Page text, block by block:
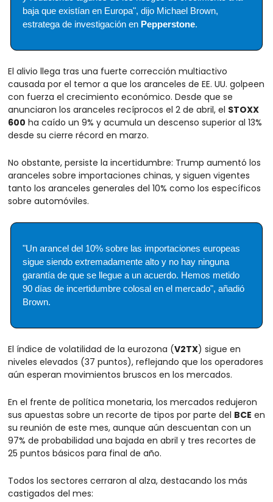
baja que existían en Europa", dijo Michael Brown,
estratega de investigación en Pepperstone.
El alivio llega tras una fuerte corrección multiactivo
causada por el temor a que los aranceles de EE. UU. golpeen
con fuerza el crecimiento económico. Desde que se
anunciaron los aranceles recíprocos el 2 de abril, el STOXX
600 ha caído un 9% y acumula un descenso superior al 13%
desde su cierre récord en marzo.
No obstante, persiste la incertidumbre: Trump aumentó los
aranceles sobre importaciones chinas, y siguen vigentes
tanto los aranceles generales del 10% como los específicos
sobre automóviles.
"Un arancel del 10% sobre las importaciones europeas
sigue siendo extremadamente alto y no hay ninguna
garantía de que se llegue a un acuerdo. Hemos metido
90 días de incertidumbre colosal en el mercado", añadió
Brown.
El índice de volatilidad de la eurozona (V2TX) sigue en
niveles elevados (37 puntos), reflejando que los operadores
aún esperan movimientos bruscos en los mercados.
En el frente de política monetaria, los mercados redujeron
sus apuestas sobre un recorte de tipos por parte del BCE en
su reunión de este mes, aunque aún descuentan con un
97% de probabilidad una bajada en abril y tres recortes de
25 puntos básicos para final de año.
Todos los sectores cerraron al alza, destacando los más
castigados del mes: